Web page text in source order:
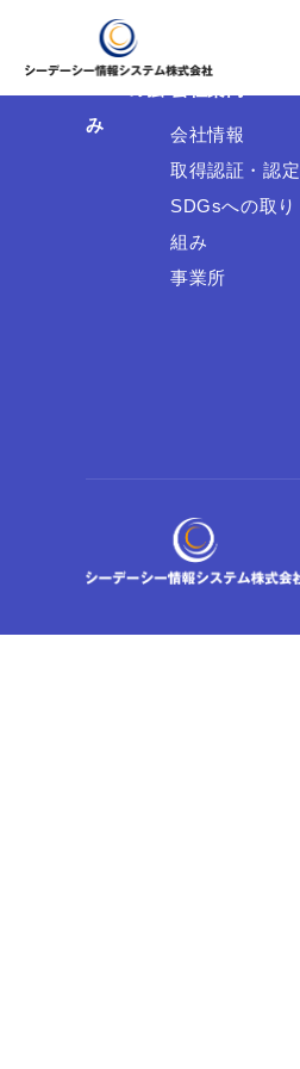
み
会社情報
取得認証・認定
SDGsへの取り
組み
事業所